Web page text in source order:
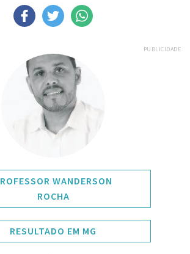
PUBLICIDADE
WANDERSON
ROCHA
RESULTADO EM MG